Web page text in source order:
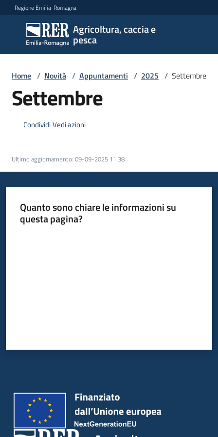
Vai al contenuto
Vai alla navigazione
Vai al footer
Regione Emilia-Romagna
Agricoltura, caccia e
pesca
Agricoltura,
caccia e
pesca
Argomenti
Leggi
atti
bandi
in
Seguici
Home / Novità / Appuntamenti / 2025 / Settembre
Settembre
CondividiVedi azioni
Ultimo aggiornamento: 09-09-2025 11:38
Quanto sono chiare le informazioni su
questa pagina?